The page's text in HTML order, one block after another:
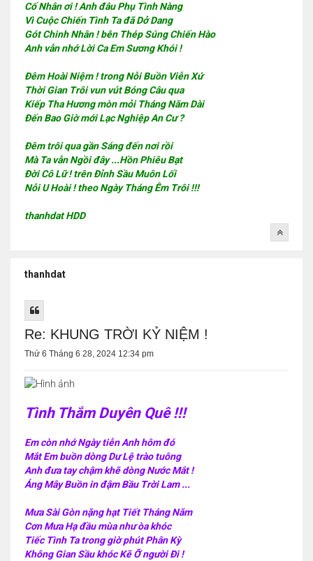
Cố Nhân ơi ! Anh đâu Phụ Tình Nàng
Vì Cuộc Chiến Tình Ta đã Dở Dang
Gót Chinh Nhân ! bên Thép Súng Chiến Hào
Anh vẫn nhớ Lời Ca Em Sương Khói !
Đêm Hoài Niệm ! trong Nỗi Buồn Viễn Xứ
Thời Gian Trôi vun vút Bóng Câu qua
Kiếp Tha Hương mòn mỏi Tháng Năm Dài
Đến Bao Giờ mới Lạc Nghiệp An Cư ?
Đêm trôi qua gần Sáng đến nơi rồi
Mà Ta vẫn Ngồi đây ...Hồn Phiêu Bạt
Đời Cô Lữ ! trên Đỉnh Sầu Muôn Lối
Nỗi U Hoài ! theo Ngày Tháng Êm Trôi !!!
thanhdat HDD
thanhdat
Re: KHUNG TRỜI KỶ NIỆM !
Thứ 6 Tháng 6 28, 2024 12:34 pm
Tình Thắm Duyên Quê !!!
Em còn nhớ Ngày tiễn Anh hôm đó
Mắt Em buồn dòng Dư Lệ trào tuông
Anh đưa tay chậm khẽ dòng Nước Mắt !
Áng Mây Buồn in đậm Bầu Trời Lam ...
Mưa Sài Gòn nặng hạt Tiết Tháng Năm
Cơn Mưa Hạ đầu mùa như òa khóc
Tiếc Tình Ta trong giờ phút Phân Kỳ
Không Gian Sầu khóc Kẽ Ỡ người Đi !